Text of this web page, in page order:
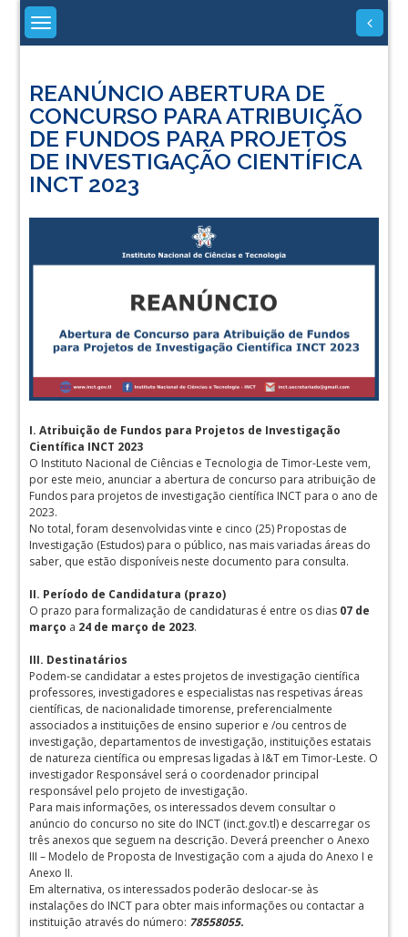
Skip
content
REANÚNCIO ABERTURA DE
CONCURSO PARA ATRIBUIÇÃO
DE FUNDOS PARA PROJETOS
DE INVESTIGAÇÃO CIENTÍFICA
INCT 2023
I. Atribuição de Fundos para Projetos de Investigação
Científica INCT 2023
O Instituto Nacional de Ciências e Tecnologia de Timor-Leste vem,
por este meio, anunciar a abertura de concurso para atribuição de
Fundos para projetos de investigação científica INCT para o ano de
2023.
No total, foram desenvolvidas vinte e cinco (25) Propostas de
Investigação (Estudos) para o público, nas mais variadas áreas do
saber, que estão disponíveis neste documento para consulta.
II. Período de Candidatura (prazo)
O prazo para formalização de candidaturas é entre os dias 07 de
março a 24 de março de 2023.
III. Destinatários
Podem-se candidatar a estes projetos de investigação científica
professores, investigadores e especialistas nas respetivas áreas
científicas, de nacionalidade timorense, preferencialmente
associados a instituições de ensino superior e /ou centros de
investigação, departamentos de investigação, instituições estatais
de natureza científica ou empresas ligadas à I&T em Timor-Leste. O
investigador Responsável será o coordenador principal
responsável pelo projeto de investigação.
Para mais informações, os interessados devem consultar o
anúncio do concurso no site do INCT (inct.gov.tl) e descarregar os
três anexos que seguem na descrição. Deverá preencher o Anexo
III – Modelo de Proposta de Investigação com a ajuda do Anexo I e
Anexo II.
Em alternativa, os interessados poderão deslocar-se às
instalações do INCT para obter mais informações ou contactar a
instituição através do número: 78558055.